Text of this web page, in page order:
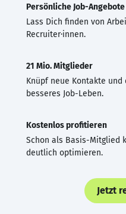
Persönliche Job-Angebote
Lass Dich finden von
Recruiter·innen.
21 Mio. Mitglieder
Knüpf neue Kontakte
besseres Job-Leben.
Kostenlos profitieren
Schon als Basis-Mitglied
deutlich optimieren.
Jetzt